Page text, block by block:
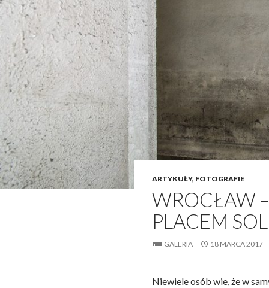
ARTYKUŁY, FOTOGRAFIE
WROCŁAW
PLACEM
GALERIA 18 MARCA 2017
Niewiele osób wie, że w